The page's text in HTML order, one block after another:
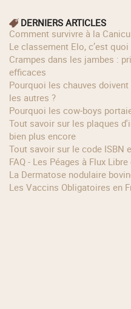
DERNIERS ARTICLES
Comment survivre à la
Le classement Elo, c’est quoi
Crampes dans les jambes : principales causes et solutions
efficaces
Pourquoi les chauves doivent se méfier du soleil bien plus que
les autres ?
Pourquoi les cow‑boys
Tout savoir sur les plaques d'immatriculation françaises et
bien plus encore
Tout savoir sur le code ISBN
FAQ - Les Péages à Flux
La Dermatose nodulaire
Les Vaccins Obligatoires en